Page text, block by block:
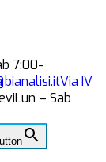
7:00-
Via IV
Lun – Sab